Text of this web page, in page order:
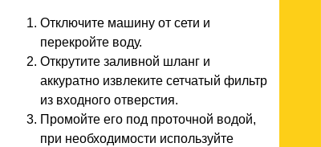
Отключите машину от сети и
перекройте воду.
Открутите заливной шланг и
аккуратно извлеките сетчатый фильтр
из входного отверстия.
Промойте его под проточной водой,
при необходимости используйте